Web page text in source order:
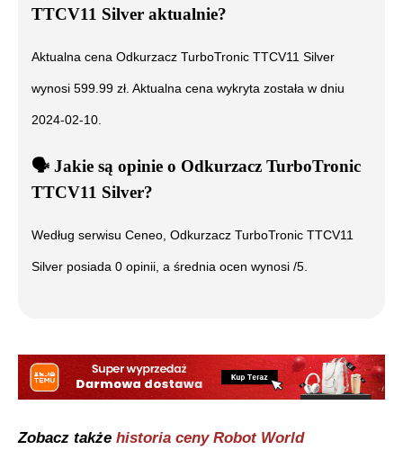
TTCV11 Silver aktualnie?
Aktualna cena Odkurzacz TurboTronic TTCV11 Silver
wynosi 599.99 zł. Aktualna cena wykryta została w dniu
2024-02-10
🗣️ ️ Jakie są opinie o Odkurzacz TurboTronic
TTCV11 Silver?
Według serwisu Ceneo, Odkurzacz TurboTronic TTCV11
Silver posiada 0 opinii, a średnia ocen wynosi /5.
Zobacz także historia ceny Robot World